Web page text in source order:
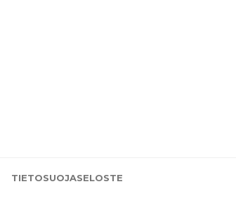
TIETOSUOJASELOSTE